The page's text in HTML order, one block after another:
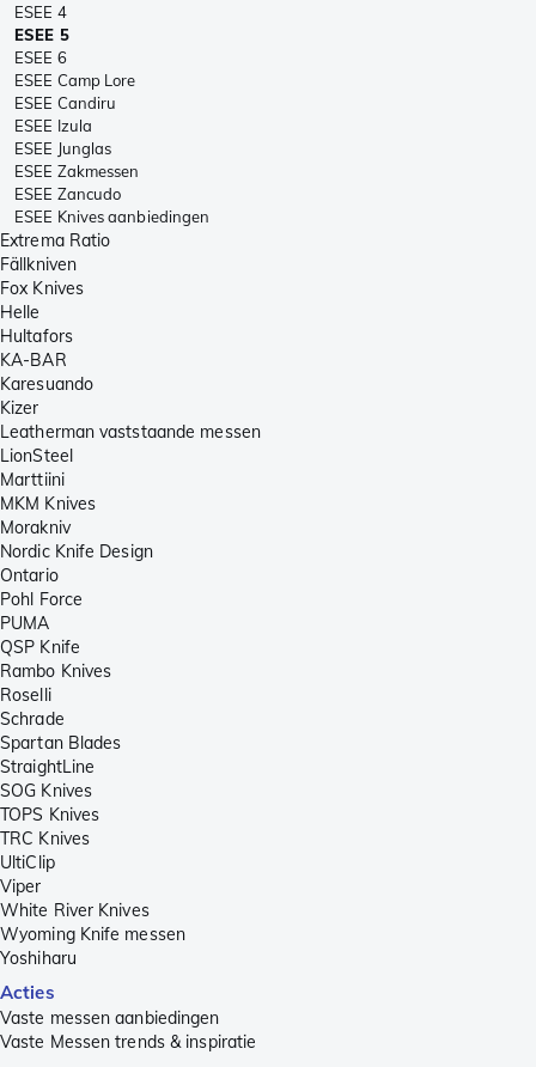
ESEE 4
ESEE 5
ESEE 6
ESEE Camp Lore
ESEE Candiru
ESEE Izula
ESEE Junglas
ESEE Zakmessen
ESEE Zancudo
ESEE Knives aanbiedingen
Extrema Ratio
Fällkniven
Fox Knives
Helle
Hultafors
KA-BAR
Karesuando
Kizer
Leatherman vaststaande messen
LionSteel
Marttiini
MKM Knives
Morakniv
Nordic Knife Design
Ontario
Pohl Force
PUMA
QSP Knife
Rambo Knives
Roselli
Schrade
Spartan Blades
StraightLine
SOG Knives
TOPS Knives
TRC Knives
UltiClip
Viper
White River Knives
Wyoming Knife messen
Yoshiharu
Acties
Vaste messen aanbiedingen
Vaste Messen trends & inspiratie